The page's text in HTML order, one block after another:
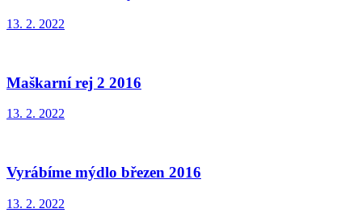
13. 2. 2022
Maškarní rej 2 2016
13. 2. 2022
Vyrábíme mýdlo březen 2016
13. 2. 2022